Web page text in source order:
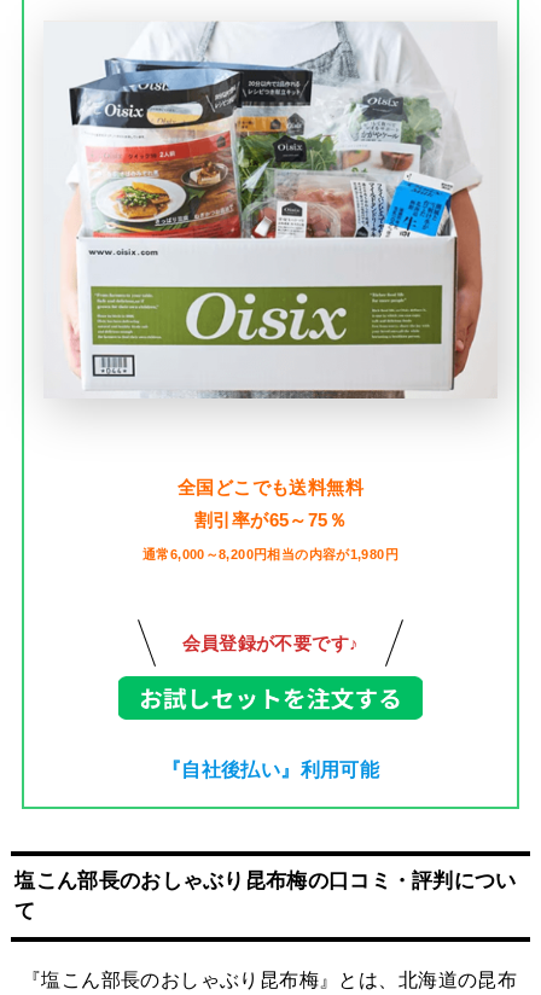
全国どこでも送料無料
割引率が65～75％
通常6,000～8,200円相当の内容が1,980円
会員登録が不要です♪
『自社後払い』利用可能
塩こん部長のおしゃぶり昆布梅の口コミ・評判につい
て
『塩こん部長のおしゃぶり昆布梅』とは、北海道の昆布